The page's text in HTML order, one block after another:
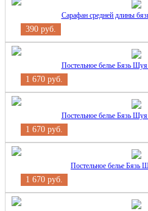
Сарафан средней длины
390 руб.
Постельное белье Бязь
1 670 руб.
Постельное белье Бязь
1 670 руб.
Постельное белье Бязь
1 670 руб.